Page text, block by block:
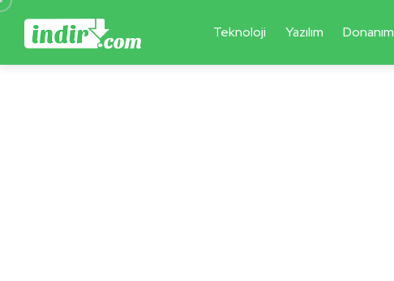
Teknoloji Yazılım Donanım